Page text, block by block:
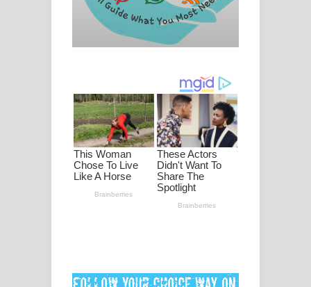
Nimnadhen Song Lyrics - නිම්නාදෙන්
ගීතයේ පද පෙළ
ඔබමයි මගේ ආදරේ ගීතයේ පද පෙළ
Pansal Gihin Song Lyrics - පන්සල් ගිහිං
ගීතයේ පද පෙළ
Ankeliya Song Lyrics - අංකෙළිය ගීතයේ
ගීතයේ පද පෙළ